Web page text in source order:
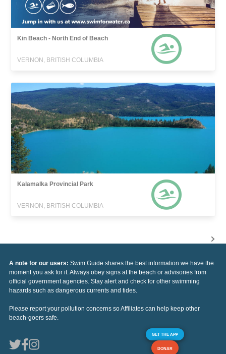
Kin Beach - North End of Beach
VERNON, BRITISH COLUMBIA
Kalamalka Provincial Park
VERNON, BRITISH COLUMBIA
A note for our users: Swim Guide shares the best information we have the
moment you ask for it. Always obey signs at the beach or advisories from
official government agencies. Stay alert and check for other swimming
hazards such as dangerous currents and tides.
Please report your pollution concerns so Affiliates can help keep other
beach-goers safe.
GET THE APP
DONAR